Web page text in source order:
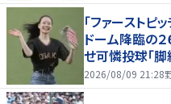
「ファーストピ
ドーム降臨の
せ可憐投球「脚
だろ」
2026/08/09 21:28